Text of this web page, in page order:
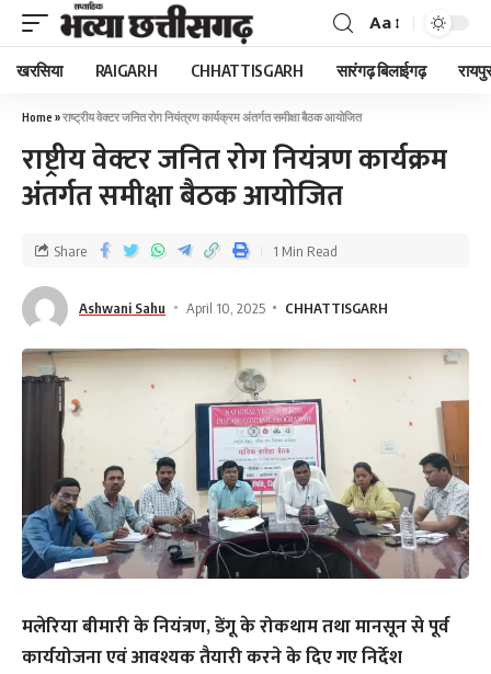
Aa
खरसिया RAIGARH CHHATTISGARH सारंगढ़ बिलाईगढ़
Home »राष्ट्रीय वेक्टर जनित रोग नियंत्रण कार्यक्रम अंतर्गत समीक्षा बैठक आयोजित
राष्ट्रीय वेक्टर जनित रोग नियंत्रण कार्यक्रम
अंतर्गत समीक्षा बैठक आयोजित
Ashwani Sahu April 10, 2025 CHHATTISGARH
Share 1 Min Read
मलेरिया बीमारी के नियंत्रण, डेंगू के रोकथाम तथा मानसून से पूर्व
कार्ययोजना एवं आवश्यक तैयारी करने के दिए गए निर्देश